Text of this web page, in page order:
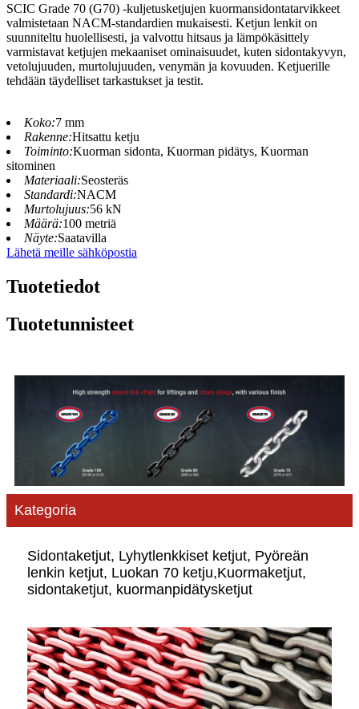
SCIC Grade 70 (G70) -kuljetusketjujen kuormansidontatarvikkeet
valmistetaan NACM-standardien mukaisesti. Ketjun lenkit on
suunniteltu huolellisesti, ja valvottu hitsaus ja lämpökäsittely
varmistavat ketjujen mekaaniset ominaisuudet, kuten sidontakyvyn,
vetolujuuden, murtolujuuden, venymän ja kovuuden. Ketjuerille
tehdään täydelliset tarkastukset ja testit.
Koko:7 mm
Rakenne:Hitsattu ketju
Toiminto:Kuorman sidonta, Kuorman pidätys, Kuorman
sitominen
Materiaali:Seosteräs
Standardi:NACM
Murtolujuus:56 kN
Määrä:100 metriä
Näyte:Saatavilla
Lähetä meille sähköpostia
Tuotetiedot
Tuotetunnisteet
Kategoria
Sidontaketjut, Lyhytlenkkiset ketjut, Pyöreän
lenkin ketjut, Luokan 70 ketju,Kuormaketjut,
sidontaketjut, kuormanpidätysketjut